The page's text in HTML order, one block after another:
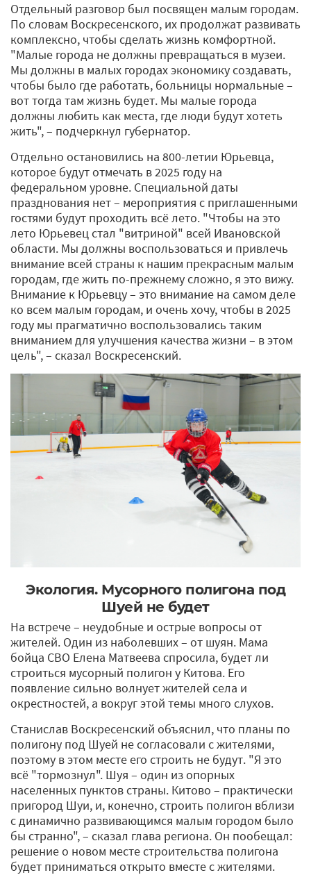
Отдельный разговор был посвящен малым городам.
По словам Воскресенского, их продолжат развивать
комплексно, чтобы сделать жизнь комфортной.
"Малые города не должны превращаться в музеи.
Мы должны в малых городах экономику создавать,
чтобы было где работать, больницы нормальные –
вот тогда там жизнь будет. Мы малые города
должны любить как места, где люди будут хотеть
жить", – подчеркнул губернатор.
Отдельно остановились на 800-летии Юрьевца,
которое будут отмечать в 2025 году на
федеральном уровне. Специальной даты
празднования нет – мероприятия с приглашенными
гостями будут проходить всё лето. "Чтобы на это
лето Юрьевец стал "витриной" всей Ивановской
области. Мы должны воспользоваться и привлечь
внимание всей страны к нашим прекрасным малым
городам, где жить по-прежнему сложно, я это вижу.
Внимание к Юрьевцу – это внимание на самом деле
ко всем малым городам, и очень хочу, чтобы в 2025
году мы прагматично воспользовались таким
вниманием для улучшения качества жизни – в этом
цель", – сказал Воскресенский.
Экология. Мусорного полигона под
Шуей не будет
На встрече – неудобные и острые вопросы от
жителей. Один из наболевших – от шуян. Мама
бойца СВО Елена Матвеева спросила, будет ли
строиться мусорный полигон у Китова. Его
появление сильно волнует жителей села и
окрестностей, а вокруг этой темы много слухов.
Станислав Воскресенский объяснил, что планы по
полигону под Шуей не согласовали с жителями,
поэтому в этом месте его строить не будут. "Я это
всё "тормознул". Шуя – один из опорных
населенных пунктов страны. Китово – практически
пригород Шуи, и, конечно, строить полигон вблизи
с динамично развивающимся малым городом было
бы странно", – сказал глава региона. Он пообещал:
решение о новом месте строительства полигона
будет приниматься открыто вместе с жителями.